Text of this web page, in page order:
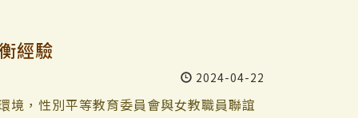
本素養，其中「樂活健康」正是透過體
定體育處團隊積極爭取資源，整修校內
。最後勉勵選手們都能展現運動家精神、
佳實力。 軟網隊隊長、企管三鍾楊鎧表
經驗
2024-04-22
境，性別平等教育委員會與女教職員聯誼